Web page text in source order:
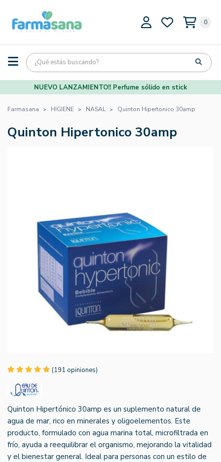
0
NUEVO LANZAMIENTO!! Perfume sólido en stick
Farmasana HIGIENE NASAL Quinton Hipertonico 30amp
Quinton Hipertonico 30amp
(191 opiniones)
Quinton Hipertónico 30amp es un suplemento natural de
agua de mar, rico en minerales y oligoelementos. Este
producto, formulado con agua marina total, microfiltrada en
frío, ayuda a reequilibrar el organismo, mejorando la vitalidad
y el bienestar general. Ideal para personas con un estilo de